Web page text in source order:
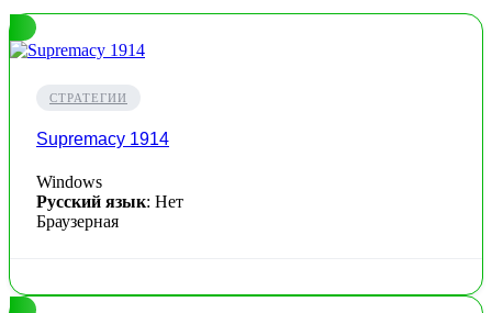
СТРАТЕГИИ
Supremacy 1914
Windows
Русский язык: Нет
Браузерная